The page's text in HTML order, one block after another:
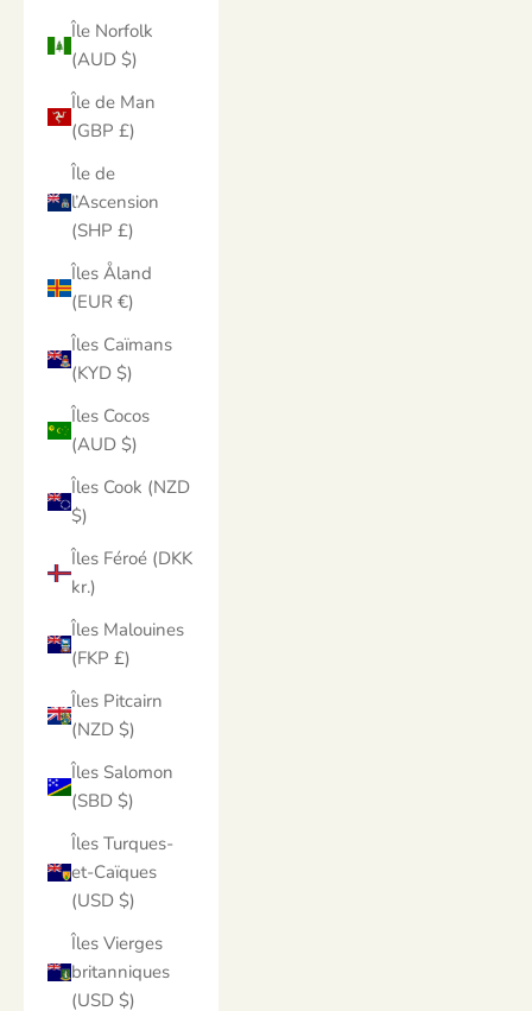
Île Norfolk
(AUD $)
Île de Man
(GBP £)
Île de
l’Ascension
(SHP £)
Îles Åland
(EUR €)
Îles Caïmans
(KYD $)
Îles Cocos
(AUD $)
Îles Cook (NZD
$)
Îles Féroé (DKK
kr.)
Îles Malouines
(FKP £)
Îles Pitcairn
(NZD $)
Îles Salomon
(SBD $)
Îles Turques-
et-Caïques
(USD $)
Îles Vierges
britanniques
(USD $)